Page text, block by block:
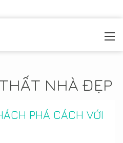
NHÀ ĐẸP
PHÁ CÁCH VỚI